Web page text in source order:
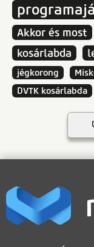
Akkor és most
kosárlabda
jégkorong
DVTK kosárlabda
LÁBLÉC